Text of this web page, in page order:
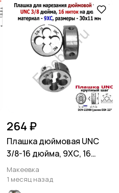
264 ₽
Плашка дюймовая UNC
3/8-16 дюйма, 9ХС, 16
ниток на дюйм, 30/11 мм.
Макеевка
1 месяц назад